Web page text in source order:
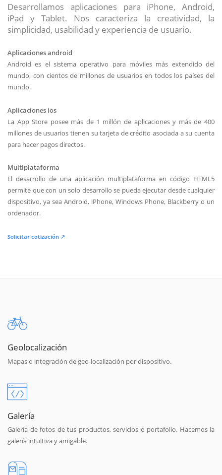
Desarrollamos aplicaciones para iPhone, Android,
iPad y Tablet. Nos caracteriza la creatividad, la
simplicidad, usabilidad y experiencia de usuario.
Aplicaciones android
Android es el sistema operativo para móviles más extendido del
mundo, con cientos de millones de usuarios en todos los países del
mundo.
Aplicaciones ios
La App Store posee más de 1 millón de aplicaciones y más de 400
millones de usuarios tienen su tarjeta de crédito asociada a su cuenta
para hacer pagos directos.
Multiplataforma
El desarrollo de una aplicación multiplataforma en código HTML5
permite que con un solo desarrollo se pueda ejecutar desde cualquier
dispositivo, ya sea Android, iPhone, Windows Phone, Blackberry o un
ordenador.
Solicitar cotización ↗
Geolocalización
Mapas o integración de geo-localización por dispositivo.
Galería
Galería de fotos de tus productos, servicios o portafolio. Hacemos la
galería intuitiva y amigable.